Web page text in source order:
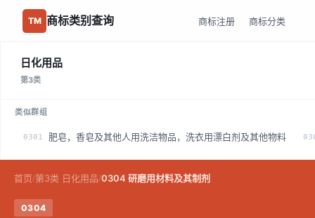
TM 商标类别查询 商标注册 商标分类
日化用品
第3类
类似群组
0301 肥皂，香皂及其他人用洗洁物品，洗衣用漂白剂及其他物料
首页/第3类 日化用品/0304 研磨用材料及其制剂
0304